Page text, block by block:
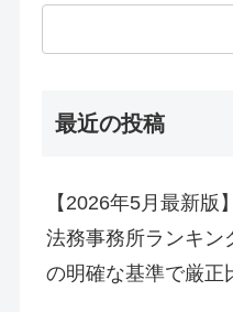
最近の投稿
【2026年5月最新版
法務事務所ランキン
の明確な基準で厳正